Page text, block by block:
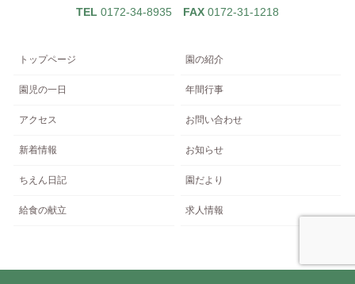
TEL 0172-34-8935 FAX0172-31-1218
トップページ 園の紹介
園児の一日 年間行事
アクセス お問い合わせ
新着情報 お知らせ
ちえん日記 園だより
給食の献立 求人情報